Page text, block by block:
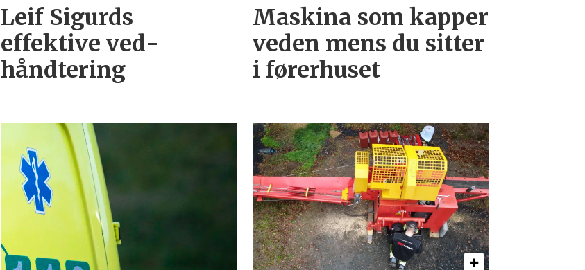
Leif Sigurds
effektive ved­
håndtering
Maskina som kapper
veden mens du sitter
i førerhuset